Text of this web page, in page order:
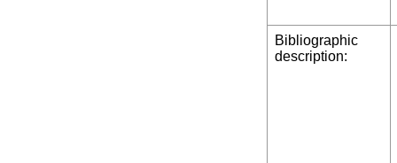
Bibliographic
description: